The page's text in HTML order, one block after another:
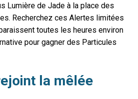
Lumière de Jade à la place des
Recherchez ces Alertes limitées
toutes les heures environ
pour gagner des Particules
la mêlée